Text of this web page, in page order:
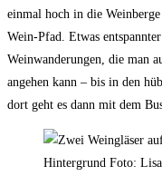
einmal hoch in die
Wein-Pfad. Etwas
Weinwanderungen, die man
angehen kann – bis in den
dort geht es dann mit dem